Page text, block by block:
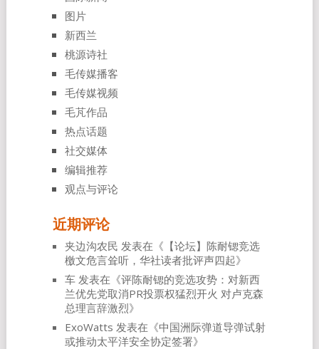
图片
新西兰
桃源诗社
毛传媒播客
毛传媒视频
毛芃作品
热点话题
社交媒体
编辑推荐
观点与评论
近期评论
夹边沟农民 发表在《 【论坛】陈耐锶竞选
檄文危言耸听，华社读者批评声四起》
车发表在《评陈耐锶的竞选攻势：对新西
兰优先党取消PR投票权猛烈开火 对卢克森
总理言辞激烈》
ExoWatts 发表在《中国洲际弹道导弹试射
或推动太平洋安全协定签署》